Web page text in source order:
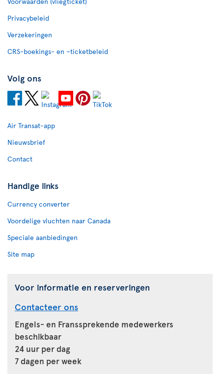
Privacybeleid
Verzekeringen
CRS-boekings- en –ticketbeleid
Volg ons
Air Transat-app
Nieuwsbrief
Contact
Handige links
Currency converter
Voordelige vluchten naar Canada
Speciale aanbiedingen
Site map
Voor informatie en reserveringen
Contacteer ons
Engels- en Franssprekende medewerkers
beschikbaar
24 uur per dag
7 dagen per week